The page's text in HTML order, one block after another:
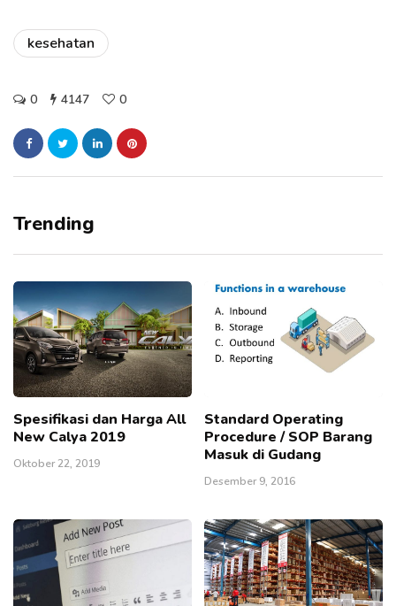
kesehatan
0 4147 0
Trending
Spesifikasi dan Harga All
New Calya 2019
Oktober 22, 2019
Standard Operating
Procedure / SOP Barang
Masuk di Gudang
Desember 9, 2016